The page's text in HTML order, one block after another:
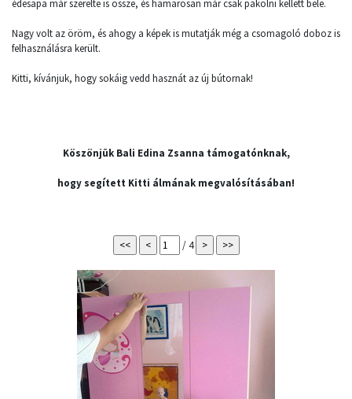
édesapa már szerelte is össze, és hamarosan már csak pakolni kellett bele.
Nagy volt az öröm, és ahogy a képek is mutatják még a csomagoló doboz is
felhasználásra került.
Kitti, kívánjuk, hogy sokáig vedd hasznát az új bútornak!
Köszönjük Bali Edina Zsanna támogatónknak,
hogy segített Kitti álmának megvalósításában!
/ 4